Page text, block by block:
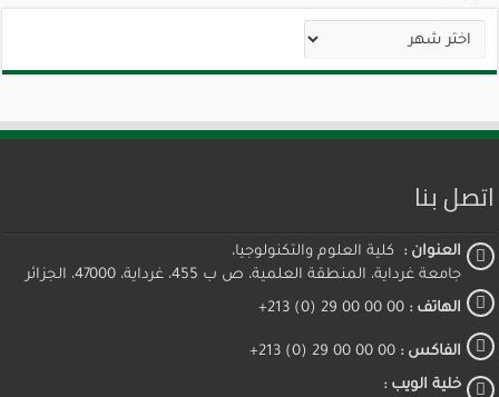
الأرشيف
اتصل بنا
العنوان : كلية العلوم والتكنولوجيا،
جامعة غرداية، المنطقة العلمية، ص ب 455، غرداية، 47000، الجزائر
الهاتف : 00 00 00 29 (0) 213+
الفاكس : 00 00 00 29 (0) 213+
خلية الويب :